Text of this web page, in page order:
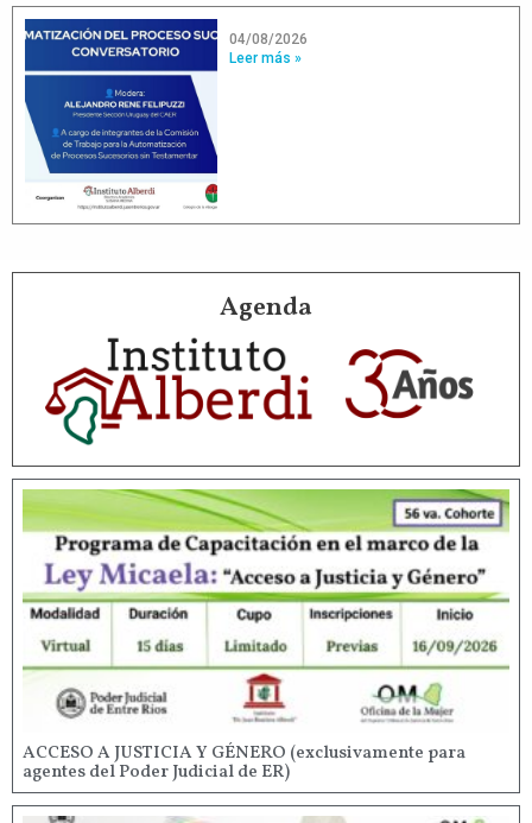
04/08/2026
Leer más »
Agenda
ACCESO A JUSTICIA Y GÉNERO (exclusivamente para
agentes del Poder Judicial de ER)